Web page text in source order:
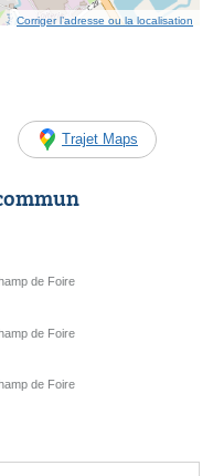
Corriger l’adresse ou la localisation
Trajet Maps
de Foire
de Foire
de Foire